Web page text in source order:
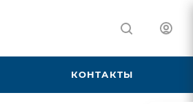
КОНТАКТЫ